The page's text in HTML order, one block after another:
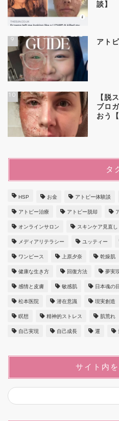
談】
9 アト
10
【脱
ブロ
おう
タ
HSP お金 アトピー体験談
アトピー治療 アトピー脱却
オンラインサロン スキンケア見直し
メディアリテラシー ユッティー
ワンピース 上原夕奈 乾燥肌
健康な生き方 回復方法 夢実
感情と皮膚 敏感肌 日本魂の
松本医院 潜在意識 現実創造
瞑想 精神的ストレス 肌荒れ
自己実現 自己成長 運
サイト内